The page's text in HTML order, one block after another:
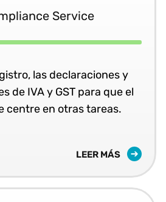
Service
las declaraciones y
de IVA y GST para que el
centre en otras tareas.
LEER MÁS